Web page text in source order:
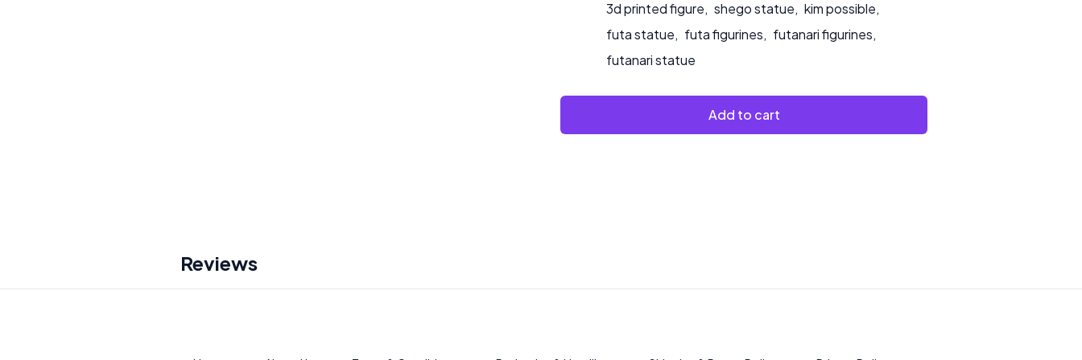
3d printed figure, shego statue, kim possible,
futa statue, futa figurines, futanari figurines,
futanari statue
Add to cart
Reviews